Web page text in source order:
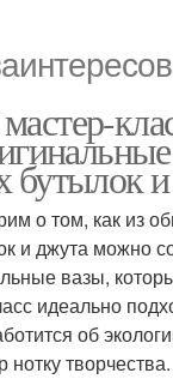
бутылок
о том, как из
и джута можно
вазы,
идеально
об
нотку творчества.